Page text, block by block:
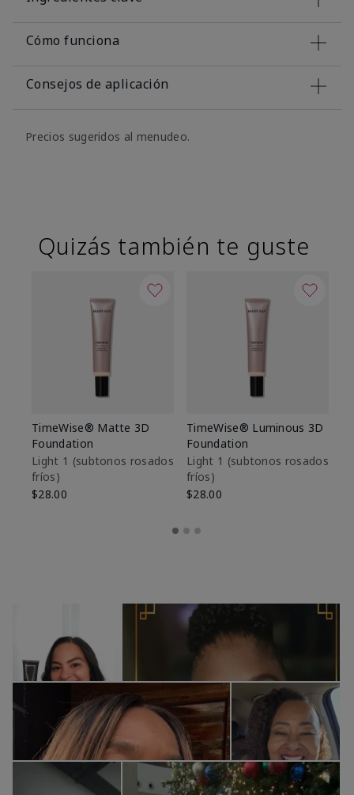
Cómo funciona
Consejos de aplicación
Precios sugeridos al menudeo.
Quizás también te guste
TimeWise® Matte 3D
Foundation
Light 1​ (subtonos rosados
fríos)
$28.00
TimeWise® Luminous 3D
Foundation
Light 1​ (subtonos rosados
fríos)
$28.00